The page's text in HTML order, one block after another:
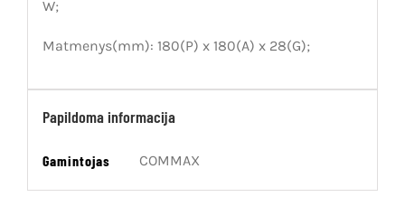
W;
Matmenys(mm): 180(P) x 180(A) x 28(G);
Papildoma informacija
Gamintojas COMMAX